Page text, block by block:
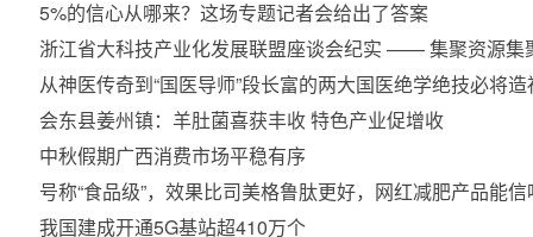
5%的信心从哪来？这场专题记者会给出了答案
浙江省大科技产业化发展联盟座谈会纪实 —— 集聚资源集
从神医传奇到“国医导师”段长富的两大国医绝学绝技必将
会东县姜州镇：羊肚菌喜获丰收 特色产业促增收
中秋假期广西消费市场平稳有序
号称“食品级”，效果比司美格鲁肽更好，网红减肥产品能
我国建成开通5G基站超410万个